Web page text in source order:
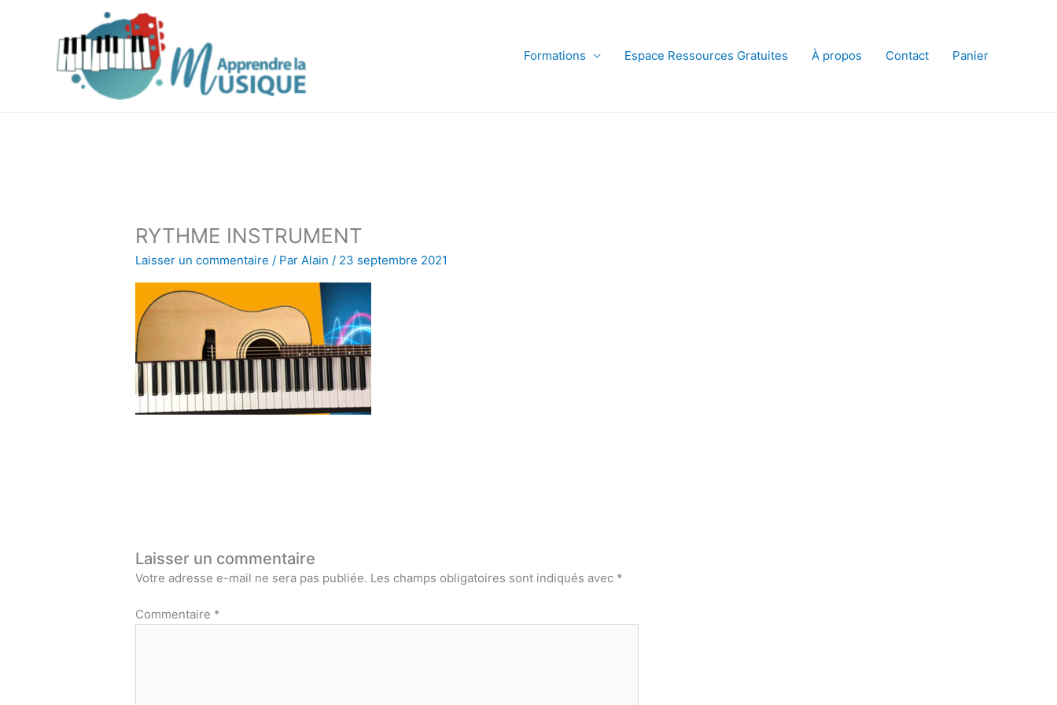
Formations Espace Ressources Gratuites À propos Contact Panier
RYTHME INSTRUMENT
Laisser un commentaire / Par Alain / 23 septembre 2021
Laisser un commentaire
Votre adresse e-mail ne sera pas publiée. Les champs obligatoires sont indiqués avec *
Commentaire *